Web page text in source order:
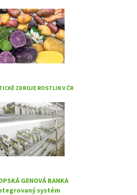
ZDROJE ROSTLIN V ČR
GENOVÁ BANKA
systém